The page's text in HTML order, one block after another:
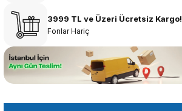
3999 TL ve Üzeri Ücretsiz Kargo!
Fonlar Hariç